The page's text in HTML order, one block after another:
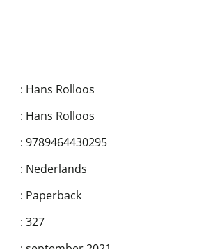
: Hans Rolloos
: Hans Rolloos
: 9789464430295
: Nederlands
: Paperback
: 327